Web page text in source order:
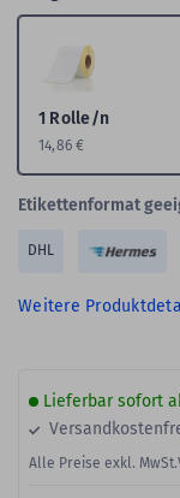
Etikettenformat
DHL
1 Rolle/n
14,86 €
Weitere
Lieferbar sofort
Alle Preise exkl. MwSt.